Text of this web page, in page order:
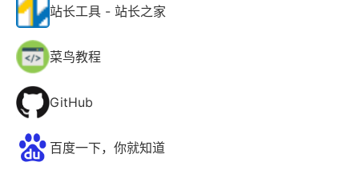
站长工具 - 站长之家
菜鸟教程
GitHub
百度一下，你就知道